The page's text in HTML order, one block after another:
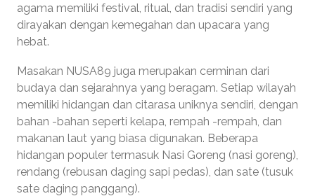
agama memiliki festival, ritual, dan tradisi sendiri yang
dirayakan dengan kemegahan dan upacara yang
hebat.
Masakan NUSA89 juga merupakan cerminan dari
budaya dan sejarahnya yang beragam. Setiap wilayah
memiliki hidangan dan citarasa uniknya sendiri, dengan
bahan -bahan seperti kelapa, rempah -rempah, dan
makanan laut yang biasa digunakan. Beberapa
hidangan populer termasuk Nasi Goreng (nasi goreng),
rendang (rebusan daging sapi pedas), dan sate (tusuk
sate daging panggang).